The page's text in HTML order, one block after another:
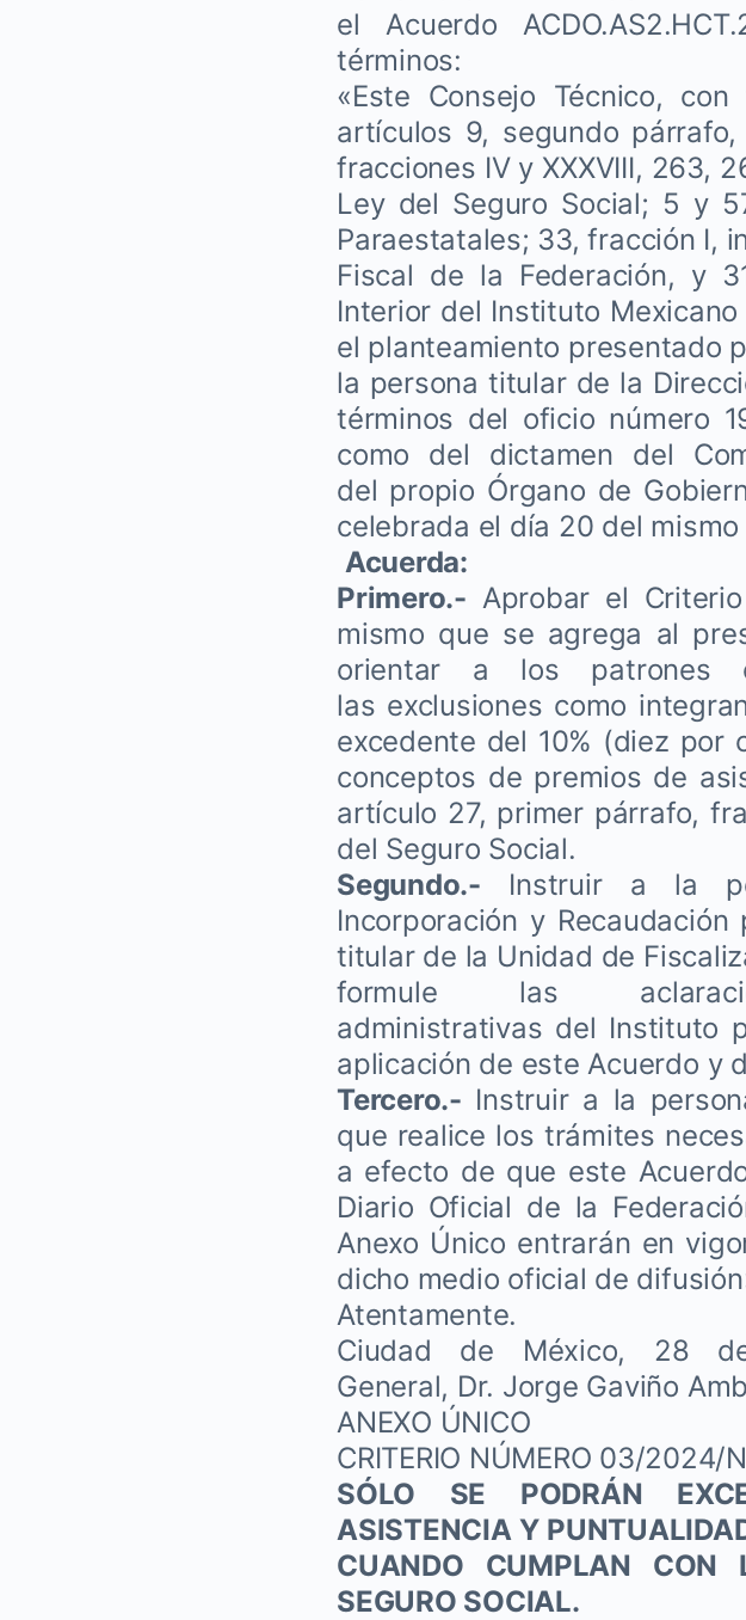
el Acuerdo
términos:
«Este Consejo Técnico,
artículos 9, segundo
fracciones IV y XXXVIII, 263,
Ley del Seguro Social; 5 y
Paraestatales; 33, fracción I,
Fiscal de la Federación, y
Interior del Instituto
el planteamiento presentado
la persona titular de la
términos del oficio número
como del dictamen del
del propio Órgano de
celebrada el día 20 del mismo
Acuerda:
Primero.- Aprobar el
mismo que se agrega al
orientar a los patrones
las exclusiones como
excedente del 10% (diez por
conceptos de premios de
artículo 27, primer párrafo,
del Seguro Social.
Segundo.- Instruir a la
Incorporación y
titular de la Unidad de
formule las
administrativas del Instituto
aplicación de este Acuerdo y
Tercero.- Instruir a la
que realice los trámites
a efecto de que este
Diario Oficial de la
Anexo Único entrarán en
dicho medio oficial de
Atentamente.
Ciudad de México, 28
General, Dr. Jorge Gaviño
ANEXO ÚNICO
CRITERIO NÚMERO 03/2024/
SÓLO SE PODRÁN
ASISTENCIA Y
CUANDO CUMPLAN CON
SEGURO SOCIAL.